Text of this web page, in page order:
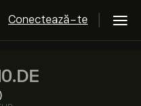
Conectează-te